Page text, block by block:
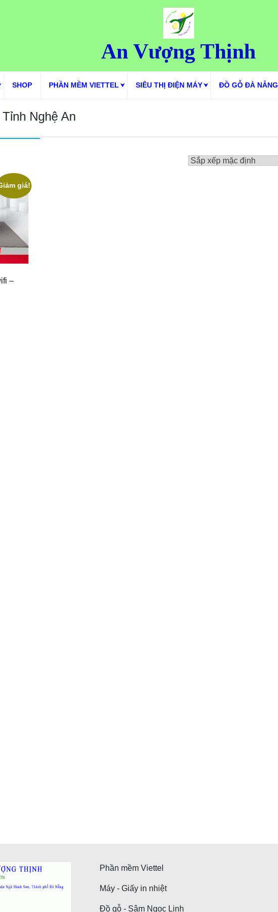
An Vượng Thịnh
SHOP PHẦN MỀM VIETTEL SIÊU THỊ ĐIỆN MÁY ĐỒ GỖ ĐÀ NẴNG
Nghệ An
giá!
–
Phần mềm Viettel
Máy - Giấy in nhiệt
Đồ gỗ - Sâm Ngọc Linh